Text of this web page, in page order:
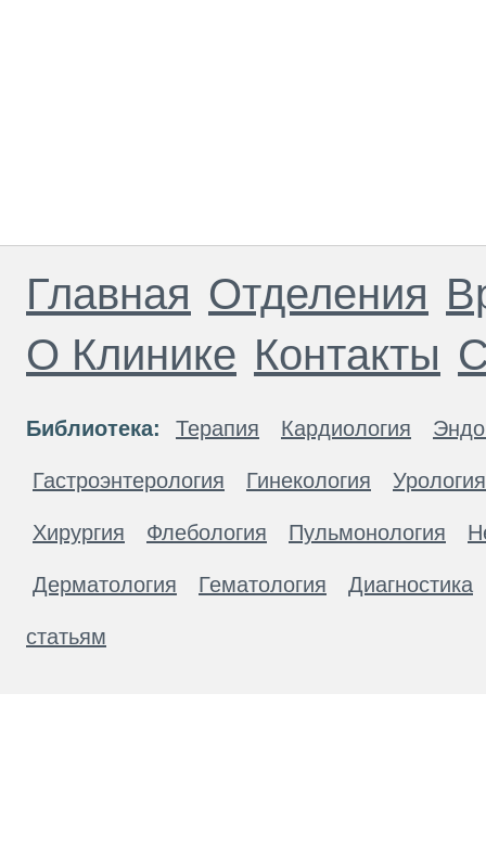
Главная Отделения
О Клинике Контакты
Библиотека: Терапия Кардиология
Гастроэнтерология Гинекология Урология
Хирургия Флебология Пульмонология
Дерматология Гематология Диагностика
статьям